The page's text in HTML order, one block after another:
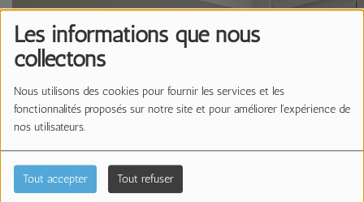
Les informations que nous
collectons
Nous utilisons des cookies pour fournir les services et les
fonctionnalités proposés sur notre site et pour améliorer l'expérience de
nos utilisateurs.
Tout accepter Tout refuser